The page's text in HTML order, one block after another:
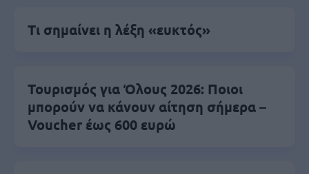
Τι σημαίνει η λέξη «ευκτός»
Τουρισμός για Όλους 2026: Ποιοι
μπορούν να κάνουν αίτηση σήμερα –
Voucher έως 600 ευρώ